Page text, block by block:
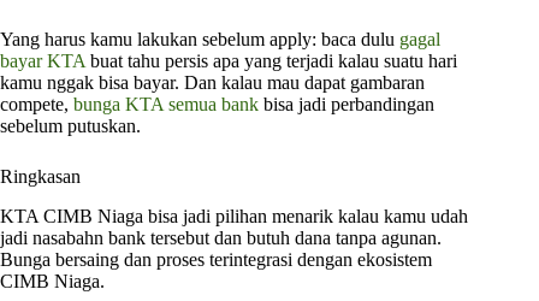
Yang harus kamu lakukan sebelum apply: baca dulu gagal
bayar KTA buat tahu persis apa yang terjadi kalau suatu hari
kamu nggak bisa bayar. Dan kalau mau dapat gambaran
compete, bunga KTA semua bank bisa jadi perbandingan
sebelum putuskan.
Ringkasan
KTA CIMB Niaga bisa jadi pilihan menarik kalau kamu udah
jadi nasabahn bank tersebut dan butuh dana tanpa agunan.
Bunga bersaing dan proses terintegrasi dengan ekosistem
CIMB Niaga.